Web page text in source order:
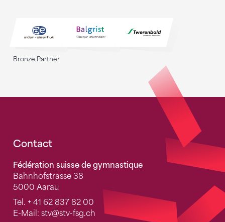
Bronze Partner
Fusszeile
Contact
Fédération suisse de gymnastique
Bahnhofstrasse 38
5000 Aarau
Tel. + 41 62 837 82 00
E-Mail: stv@stv-fsg.ch